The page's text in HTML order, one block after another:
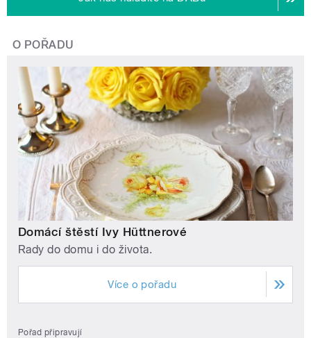
O POŘADU
Domácí štěstí Ivy Hüttnerové
Rady do domu i do života.
Více o pořadu
Pořad připravují